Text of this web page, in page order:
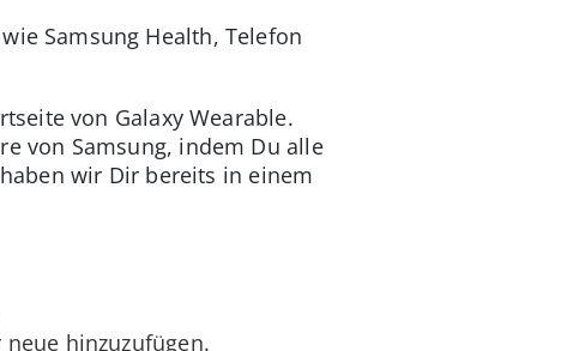
Samsung Health, Telefon
von Galaxy Wearable.
von Samsung, indem Du alle
haben wir Dir bereits in einem
hinzuzufügen.